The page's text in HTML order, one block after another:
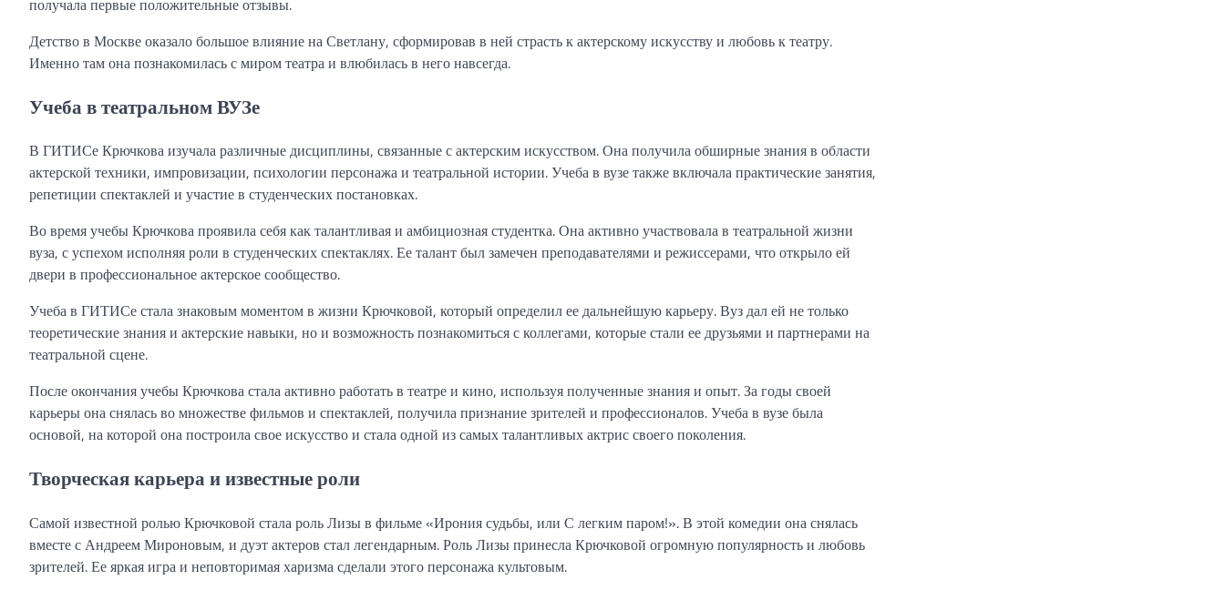
Детство в Москве оказало большое влияние на Светлану, сформировав в ней страсть к актерскому искусству и любовь к театру.
Именно там она познакомилась с миром театра и влюбилась в него навсегда.
Учеба в театральном ВУЗе
В ГИТИСе Крючкова изучала различные дисциплины, связанные с актерским искусством. Она получила обширные знания в области
актерской техники, импровизации, психологии персонажа и театральной истории. Учеба в вузе также включала практические занятия,
репетиции спектаклей и участие в студенческих постановках.
Во время учебы Крючкова проявила себя как талантливая и амбициозная студентка. Она активно участвовала в театральной жизни
вуза, с успехом исполняя роли в студенческих спектаклях. Ее талант был замечен преподавателями и режиссерами, что открыло ей
двери в профессиональное актерское сообщество.
Учеба в ГИТИСе стала знаковым моментом в жизни Крючковой, который определил ее дальнейшую карьеру. Вуз дал ей не только
теоретические знания и актерские навыки, но и возможность познакомиться с коллегами, которые стали ее друзьями и партнерами на
театральной сцене.
После окончания учебы Крючкова стала активно работать в театре и кино, используя полученные знания и опыт. За годы своей
карьеры она снялась во множестве фильмов и спектаклей, получила признание зрителей и профессионалов. Учеба в вузе была
основой, на которой она построила свое искусство и стала одной из самых талантливых актрис своего поколения.
Творческая карьера и известные роли
Самой известной ролью Крючковой стала роль Лизы в фильме «Ирония судьбы, или С легким паром!». В этой комедии она снялась
вместе с Андреем Мироновым, и дуэт актеров стал легендарным. Роль Лизы принесла Крючковой огромную популярность и любовь
зрителей. Ее яркая игра и неповторимая харизма сделали этого персонажа культовым.